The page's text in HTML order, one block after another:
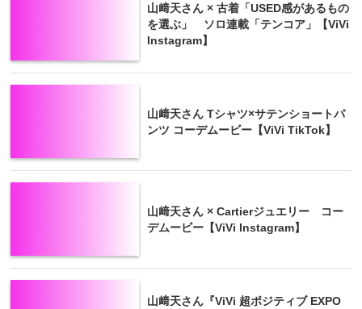
山﨑天さん × 古着「USED感があるもの
を選ぶ」 ソロ連載「テンコア」【ViVi
Instagram】
山﨑天さん Tシャツ×サテンショートパ
ンツ コーデムービー【ViVi TikTok】
山﨑天さん × Cartierジュエリー コー
デムービー【ViVi Instagram】
山﨑天さん『ViVi 超ポジティブ EXPO